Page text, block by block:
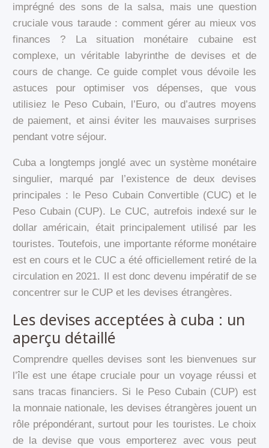
imprégné des sons de la salsa, mais une question
cruciale vous taraude : comment gérer au mieux vos
finances ? La situation monétaire cubaine est
complexe, un véritable labyrinthe de devises et de
cours de change. Ce guide complet vous dévoile les
astuces pour optimiser vos dépenses, que vous
utilisiez le Peso Cubain, l’Euro, ou d’autres moyens
de paiement, et ainsi éviter les mauvaises surprises
pendant votre séjour.
Cuba a longtemps jonglé avec un système monétaire
singulier, marqué par l’existence de deux devises
principales : le Peso Cubain Convertible (CUC) et le
Peso Cubain (CUP). Le CUC, autrefois indexé sur le
dollar américain, était principalement utilisé par les
touristes. Toutefois, une importante réforme monétaire
est en cours et le CUC a été officiellement retiré de la
circulation en 2021. Il est donc devenu impératif de se
concentrer sur le CUP et les devises étrangères.
Les devises acceptées à cuba : un
aperçu détaillé
Comprendre quelles devises sont les bienvenues sur
l’île est une étape cruciale pour un voyage réussi et
sans tracas financiers. Si le Peso Cubain (CUP) est
la monnaie nationale, les devises étrangères jouent un
rôle prépondérant, surtout pour les touristes. Le choix
de la devise que vous emporterez avec vous peut